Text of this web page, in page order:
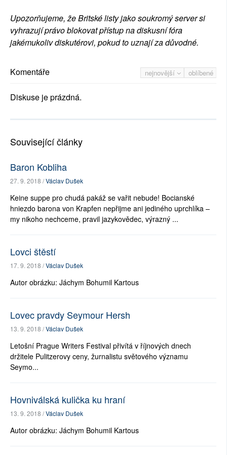
Upozorňujeme, že Britské listy jako soukromý server si
vyhrazují právo blokovat přístup na diskusní fóra
jakémukoliv diskutérovi, pokud to uznají za důvodné.
nejnovější oblíbené
Komentáře
Diskuse je prázdná.
Související články
Baron Kobliha
27. 9. 2018 /Václav Dušek
Keine suppe pro chudá pakáž se vařit nebude! Bocianské
hniezdo barona von Krapfen nepřijme ani jediného uprchlíka –
my nikoho nechceme, pravil jazykovědec, výrazný ...
Lovci štěstí
17. 9. 2018 /Václav Dušek
Autor obrázku: Jáchym Bohumil Kartous
Lovec pravdy Seymour Hersh
13. 9. 2018 /Václav Dušek
Letošní Prague Writers Festival přivítá v říjnových dnech
držitele Pulitzerovy ceny, žurnalistu světového významu
Seymo...
Hovniválská kulička ku hraní
13. 9. 2018 /Václav Dušek
Autor obrázku: Jáchym Bohumil Kartous